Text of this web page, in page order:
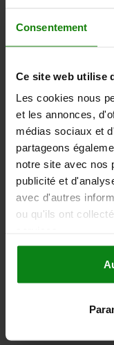
Consentement
Ce site web utilise
Les cookies nous
et les annonces,
médias sociaux et
partageons
notre site avec nos
publicité et
avec d'autres
ou qu'ils ont
denture intérieure